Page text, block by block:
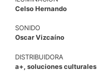
Celso Hernando
SONIDO
Oscar Vizcaíno
DISTRIBUIDORA
a+, soluciones culturales